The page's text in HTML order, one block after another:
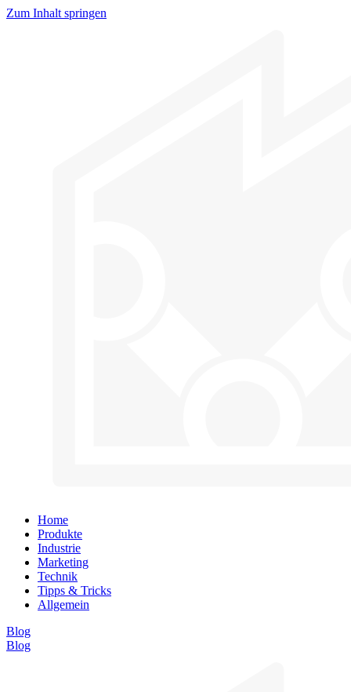
Zum Inhalt springen
Home
Produkte
Industrie
Marketing
Technik
Tipps & Tricks
Allgemein
Blog
Blog